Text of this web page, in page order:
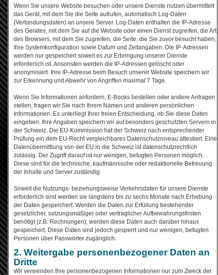
Wenn Sie unsere Website besuchen oder unsere Dienste nutzen übermittelt
das Gerät, mit dem Sie die Seite aufrufen, automatisch Log-Daten
(Verbindungsdaten) an unsere Server. Log-Daten enthalten die IP-Adresse
des Gerätes, mit dem Sie auf die Website oder einen Dienst zugreifen, die Art
des Browsers, mit dem Sie zugreifen, die Seite, die Sie zuvor besucht haben,
Ihre Systemkonfiguration sowie Datum und Zeitangaben. Die IP-Adressen
werden nur gespeichert soweit es zur Erbringung unserer Dienste
erforderlich ist. Ansonsten werden die IP-Adressen gelöscht oder
anonymisiert. Ihre IP-Adresse beim Besuch unserer Website speichern wir
zur Erkennung und Abwehr von Angriffen maximal 7 Tage.
Wenn Sie Informationen anfordern, E-Books bestellen oder andere Anfragen
stellen, fragen wir Sie nach Ihrem Namen und anderen persönlichen
Informationen. Es unterliegt Ihrer freien Entscheidung, ob Sie diese Daten
eingeben. Ihre Angaben speichern wir auf besonders geschützten Servern in
der Schweiz. Die EU-Kommission hat der Schweiz nach entsprechender
Prüfung ein dem EU-Recht vergleichbares Datenschutzniveau attestiert. Eine
Datenübermittlung von der EU in die Schweiz ist datenschutzrechtlich
zulässig. Der Zugriff darauf ist nur wenigen, befugten Personen möglich.
Diese sind für die technische, kaufmännische oder redaktionelle Betreuung
der Inhalte und Server zuständig.
Soweit die Nutzungs- beziehungsweise Verkehrsdaten für unsere Dienste
erforderlich sind werden sie längstens bis zu sechs Monate nach Erhebung
der Daten gespeichert. Werden die Daten zur Erfüllung bestehender
gesetzlicher, satzungsmäßiger oder vertraglicher Aufbewahrungsfristen
benötigt (z.B. Rechnungen), werden diese Daten auch darüber hinaus
gespeichert. Diese Daten sind jedoch gesperrt und nur wenigen, befugten
Personen über Passwörter zugänglich.
2. Weitergabe personenbezogener Daten an
Dritte
Wir verwenden Ihre personenbezogenen Informationen nur zum Zweck der